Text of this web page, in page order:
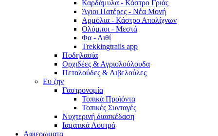
Καρδάμυλα - Κάστρο Γριάς
Άγιοι Πατέρες - Νέα Μονή
Αρμόλια - Κάστρο Απολίχνων
Ολύμποι - Μεστά
Φα - Λιθί
Τrekkingtrails app
Ποδηλασία
Ορχιδέες & Αγριολούλουδα
Πεταλούδες & Λιβελούλες
Ευ ζην
Γαστρονομία
Τοπικά Προϊόντα
Τοπικές Συνταγές
Νυχτερινή διασκέδαση
Ιαματικά Λουτρά
Αφιερωματα